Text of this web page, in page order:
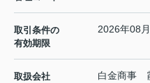
取引条件の
有効期限
2026年08
取扱会社
白金商事